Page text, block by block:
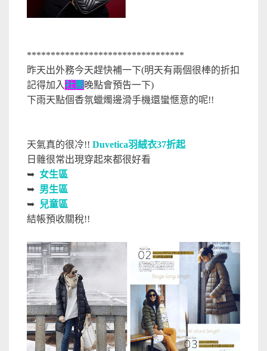
*********************************
昨天出外務今天趕快補一下(明天有兩個很棒的折扣
記得加入社團 晚點會預告一下)
下雨天點個香氛蠟燭邊滑手機還蠻愜意的呢!!
天氣真的很冷!! Duvetica羽絨衣37折起
日雜很常出現穿起來都很好看
➥ 女生區
➥ 男生區
➥ 兒童區
結帳預收關稅!!